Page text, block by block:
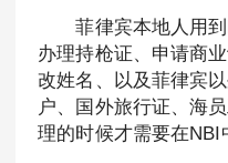
菲律宾本地人用到
办理持枪证、申请商
改姓名、以及菲律宾
户、国外旅行证、海
理的时候才需要在NBI